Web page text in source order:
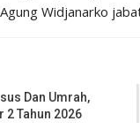
Widjanarko
Dan Umrah,
2 Tahun 2026